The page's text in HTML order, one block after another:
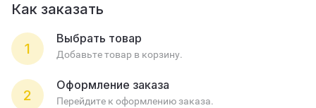
Как заказать
1
Выбрать товар
Добавьте товар в корзину.
2
Оформление заказа
Перейдите к оформлению заказа.